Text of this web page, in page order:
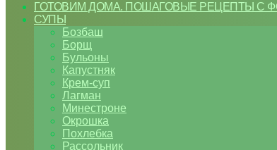
ГОТОВИМ ДОМА. ПОШАГОВЫЕ РЕЦЕПТЫ С
СУПЫ
Бозбаш
Борщ
Бульоны
Капустняк
Крем-суп
Лагман
Минестроне
Окрошка
Похлебка
Рассольник